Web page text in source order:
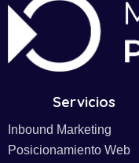
Servicios
Inbound Marketing
Posicionamiento Web